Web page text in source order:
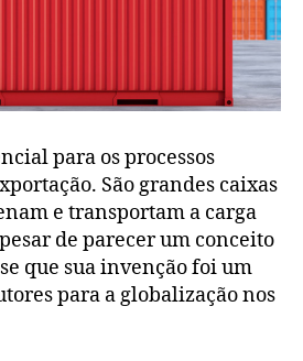
para os processos
São grandes caixas
e transportam a carga
de parecer um conceito
que sua invenção foi um
para a globalização nos